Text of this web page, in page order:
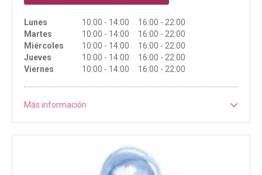
Lunes
10:00 - 14:00 16:00 - 22:00
Martes
10:00 - 14:00 16:00 - 22:00
Miércoles
10:00 - 14:00 16:00 - 22:00
Jueves
10:00 - 14:00 16:00 - 22:00
Viernes
10:00 - 14:00 16:00 - 22:00
Más información